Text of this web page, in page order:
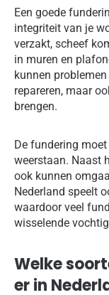
Een goede
integriteit van je
verzakt, scheef
in muren en
kunnen
repareren, maar
brengen.
De fundering
weerstaan. Naast
ook kunnen
Nederland speelt
waardoor veel
wisselende
Welke
er in